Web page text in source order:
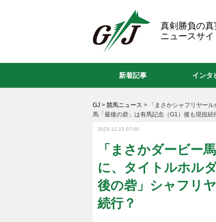
真剣勝負の
ニュースサイ
GJ > 競馬ニュース >
「まさかシャフリヤー
馬「最後の砦」は有馬記念（G1）後も現役続
2023.12.23 07:00
「まさかダービー
に、タイトルホル
後の砦」シャフリ
続行？
新着記事 インタ